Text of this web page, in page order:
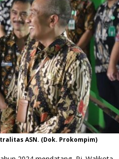
ASN. (Dok. Prokompim)